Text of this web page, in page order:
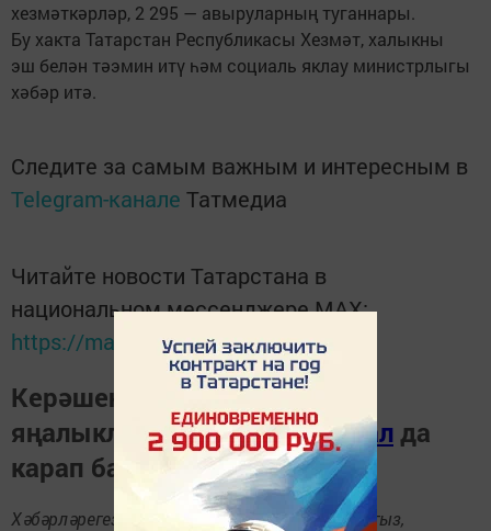
хезмәткәрләр, 2 295 — авыруларның туганнары.
Бу хакта Татарстан Республикасы Хезмәт, халыкны
эш белән тәэмин итү һәм социаль яклау министрлыгы
хәбәр итә.
Следите за самым важным и интересным в
Telegram-канале Татмедиа
Читайте новости Татарстана в
национальном мессенджере MАХ:
https://max.ru/tatmedia
Керәшен дөньясындагы
яңалыкларныТелеграм-канал да
карап барыгыз.
Хәбәрләрегезне 89172509795номерына языгыз,